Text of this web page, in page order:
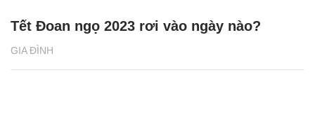
GIA ĐÌNH
Tết Đoan ngọ 2023 rơi vào ngày nào?